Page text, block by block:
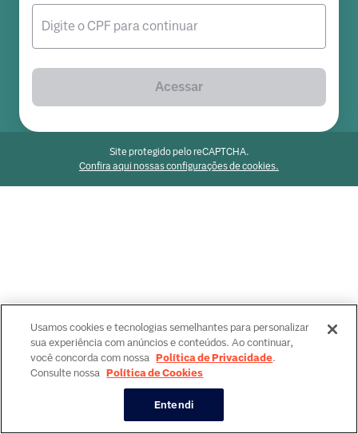
Digite o CPF para continuar
Acessar
Site protegido pelo reCAPTCHA.
Confira aqui nossas configurações de cookies.
Usamos cookies e tecnologias semelhantes para personalizar
sua experiência com anúncios e conteúdos. Ao continuar,
você concorda com nossa Política de Privacidade.
Consulte nossa Política de Cookies
Entendi